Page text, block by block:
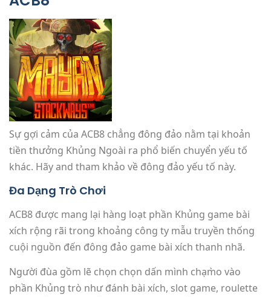
Sự gợi cảm của ACB8 chẳng đông đảo nằm tại khoản
tiền thưởng Khủng Ngoài ra phổ biến chuyển yếu tố
khác. Hãy and tham khảo về đông đảo yếu tố này.
Đa Dạng Trò Chơi
ACB8 được mang lại hàng loạt phần Khủng game bài
xích rộng rãi trong khoảng công ty mẫu truyền thống
cuội nguồn đến đông đảo game bài xích thanh nhã.
Người đùa gồm lẽ chọn chọn dấn mình chạm̀o vào
phần Khủng trò như đánh bài xích, slot game, roulette